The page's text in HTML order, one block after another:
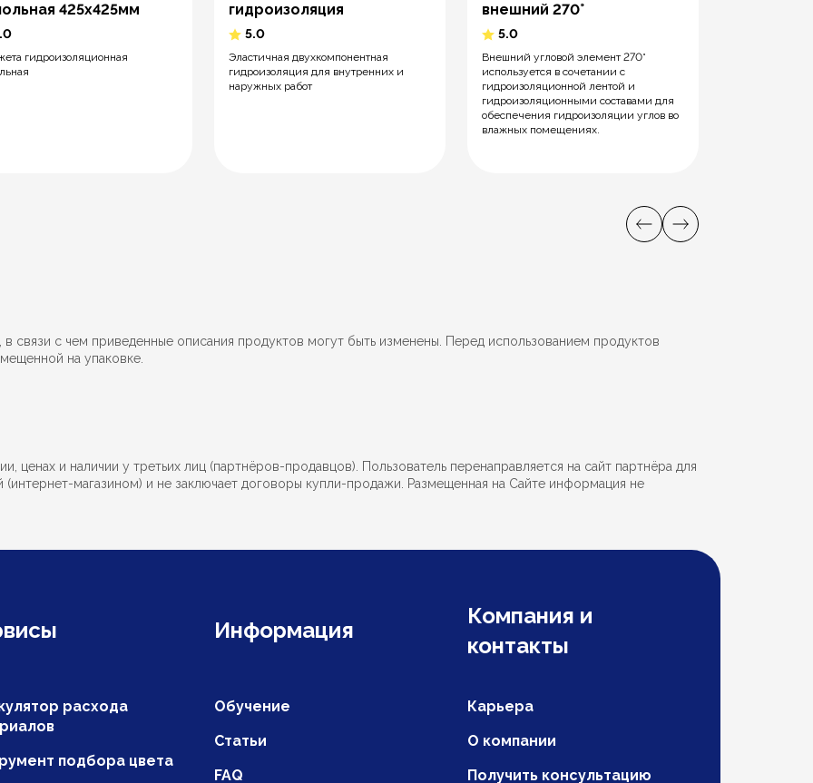
425х425мм
гидроизоляционная
гидроизоляция
5.0
Эластичная двухкомпонентная
гидроизоляция для внутренних и
наружных работ
внешний 270°
5.0
Внешний угловой элемент 270°
используется в сочетании с
гидроизоляционной лентой и
гидроизоляционными составами для
обеспечения гидроизоляции углов во
влажных помещениях.
с чем приведенные описания продуктов могут быть изменены. Перед использованием продуктов
на упаковке.
ценах и наличии у третьих лиц (партнёров-продавцов). Пользователь перенаправляется на сайт партнёра для
(интернет-магазином) и не заключает договоры купли-продажи. Размещенная на Сайте информация не
Информация
Компания и
контакты
расхода
подбора цвета
Обучение
Статьи
FAQ
Карьера
О компании
Получить консультацию